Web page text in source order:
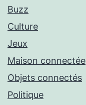
Buzz
Culture
Jeux
Maison connectée
Objets connectés
Politique